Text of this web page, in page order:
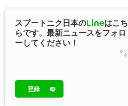
スプートニク日本のLineはこち
らです。最新ニュースをフォロ
ーしてください！
登録